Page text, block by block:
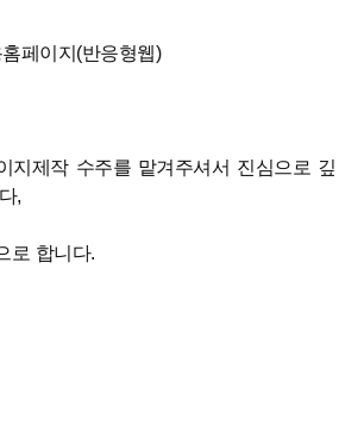
페이지(반응형웹)
지제작 수주를 맡겨주셔서 진심으로 깊
,
로 합니다.